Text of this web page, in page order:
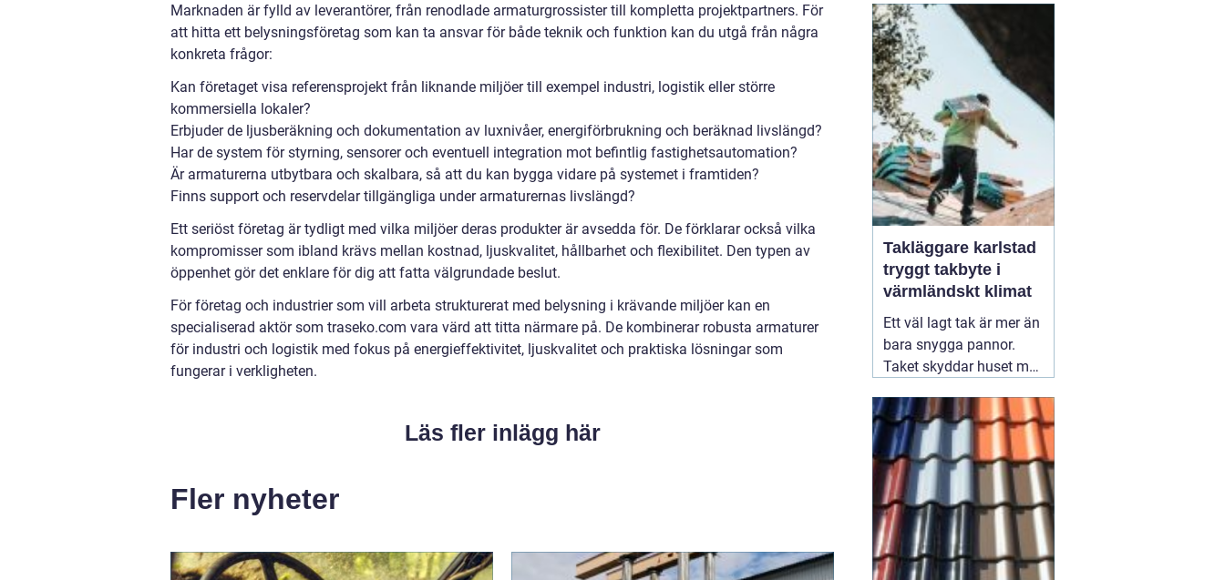
Marknaden är fylld av leverantörer, från renodlade armaturgrossister till kompletta projektpartners. För
att hitta ett belysningsföretag som kan ta ansvar för både teknik och funktion kan du utgå från några
konkreta frågor:
Kan företaget visa referensprojekt från liknande miljöer till exempel industri, logistik eller större
kommersiella lokaler?
Erbjuder de ljusberäkning och dokumentation av luxnivåer, energiförbrukning och beräknad livslängd?
Har de system för styrning, sensorer och eventuell integration mot befintlig fastighetsautomation?
Är armaturerna utbytbara och skalbara, så att du kan bygga vidare på systemet i framtiden?
Finns support och reservdelar tillgängliga under armaturernas livslängd?
Ett seriöst företag är tydligt med vilka miljöer deras produkter är avsedda för. De förklarar också vilka
kompromisser som ibland krävs mellan kostnad, ljuskvalitet, hållbarhet och flexibilitet. Den typen av
öppenhet gör det enklare för dig att fatta välgrundade beslut.
För företag och industrier som vill arbeta strukturerat med belysning i krävande miljöer kan en
specialiserad aktör som traseko.com vara värd att titta närmare på. De kombinerar robusta armaturer
för industri och logistik med fokus på energieffektivitet, ljuskvalitet och praktiska lösningar som
fungerar i verkligheten.
Läs fler inlägg här
Fler nyheter
upp: flyttstädningen. För
många i Luleå är
flyttstäd Luleå något
som avgör om
besiktningen går
igenom, om
depositionen ...
Takläggare karlstad
tryggt takbyte i
värmländskt klimat
Ett väl lagt tak är mer än
bara snygga pannor.
Taket skyddar huset mot
vårsol. I Karlstad och
övriga Värmland, där
vintern kan vara lång
och nederbörden
varierar, får taket arbeta
hårt året runt. Därför blir
valet31 juli 2026